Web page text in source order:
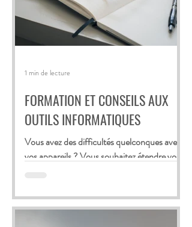
FORMATION ET CONSEILS AUX
OUTILS INFORMATIQUES
Vous avez des difficultés quelconques avec
vos appareils ? Vous souhaitez étendre vos
1 min de lecture